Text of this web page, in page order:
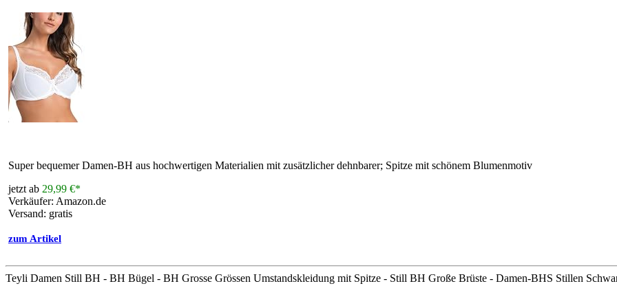
Super bequemer Damen-BH aus hochwertigen Materialien mit zusätzlicher dehnbarer; Spitze mit schönem Blumenmotiv
jetzt ab 29,99 €*
Verkäufer: Amazon.de
Versand: gratis
zum Artikel
Teyli Damen Still BH - BH Bügel - BH Grosse Grössen Umstandskleidung mit Spitze - Still BH Große Brüste - Damen-BHS Stillen